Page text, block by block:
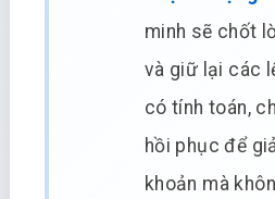
minh sẽ chốt
và giữ lại các
có tính toán,
hồi phục để
khoản mà